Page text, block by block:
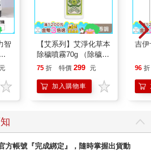
智
元
【艾系列】艾淨化草本
除穢噴霧70g （除穢/
平安/淨化/艾草/芙蓉/
另有多瓶組優惠賣場
75 折 特價 299 元
加入購物車
吉
96 折
方帳號『完成綁定』，隨時掌握出貨動